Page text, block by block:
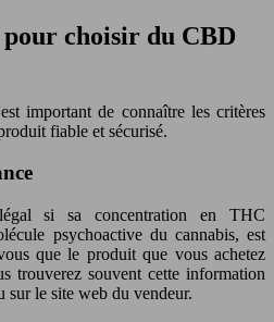
pour choisir du CBD
important de connaître les critères
fiable et sécurisé.
si sa concentration en THC
psychoactive du cannabis, est
que le produit que vous achetez
trouverez souvent cette information
sur le site web du vendeur.